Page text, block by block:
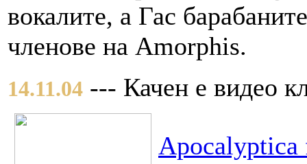
вокалите, а Гас
членове на Amorphis.
14.11.04 --- Качен е видео